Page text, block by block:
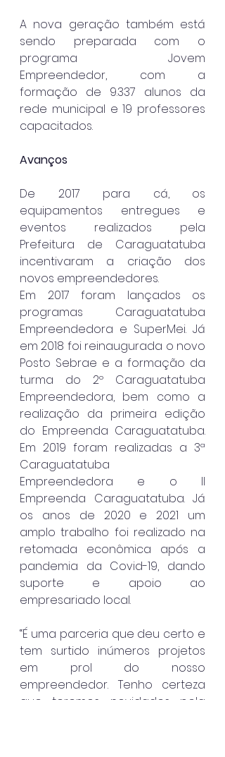
A nova geração também está
sendo preparada com o
programa Jovem
Empreendedor, com a
formação de 9.337 alunos da
rede municipal e 19 professores
capacitados.
Avanços
De 2017 para cá, os
equipamentos entregues e
eventos realizados pela
Prefeitura de Caraguatatuba
incentivaram a criação dos
novos empreendedores.
Em 2017 foram lançados os
programas Caraguatatuba
Empreendedora e SuperMei. Já
em 2018 foi reinaugurada o novo
Posto Sebrae e a formação da
turma do 2º Caraguatatuba
Empreendedora, bem como a
realização da primeira edição
do Empreenda Caraguatatuba.
Em 2019 foram realizadas a 3ª
Caraguatatuba
Empreendedora e o II
Empreenda Caraguatatuba. Já
os anos de 2020 e 2021 um
amplo trabalho foi realizado na
retomada econômica após a
pandemia da Covid-19, dando
suporte e apoio ao
empresariado local.
“É uma parceria que deu certo e
tem surtido inúmeros projetos
em prol do nosso
empreendedor. Tenho certeza
que teremos novidades pela